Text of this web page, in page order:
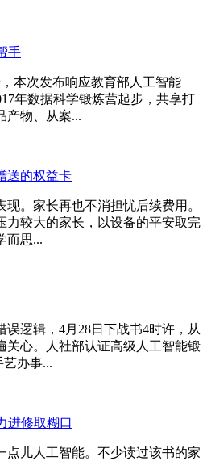
手
本次发布响应教育部人工智能
年数据科学锻炼营起步，共享打
产物、从案...
送的权益卡
。家长再也不消担忧后续费用。
力较大的家长，以设备的平安取完
而思...
逻辑，4月28日下战书4时许，从
关心。人社部认证高级人工智能锻
办事...
进修取糊口
点儿人工智能。不少读过该书的家